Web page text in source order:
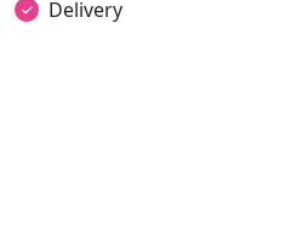
Delivery